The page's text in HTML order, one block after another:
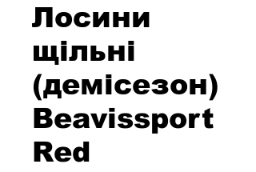
Лосини
щільні
(демісезон)
Beavissport
Red